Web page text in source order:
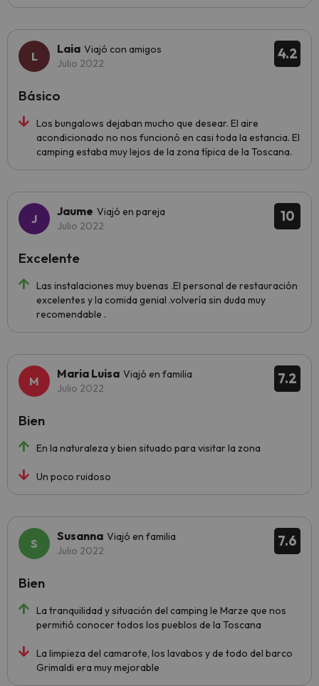
4.2
Laia Viajó con amigos
Julio 2022
Los bungalows dejaban mucho que desear. El aire
acondicionado no nos funcionó en casi toda la estancia. El
camping estaba muy lejos de la zona típica de la Toscana.
Básico
10
Jaume Viajó en pareja
Julio 2022
Las instalaciones muy buenas .El personal de restauración
excelentes y la comida genial .volvería sin duda muy
recomendable .
Excelente
7.2
Maria Luisa Viajó en familia
Julio 2022
En la naturaleza y bien situado para visitar la zona
Un poco ruidoso
Bien
7.6
Susanna Viajó en familia
Julio 2022
La tranquilidad y situación del camping le Marze que nos
permitió conocer todos los pueblos de la Toscana
La limpieza del camarote, los lavabos y de todo del barco
Grimaldi era muy mejorable
Bien